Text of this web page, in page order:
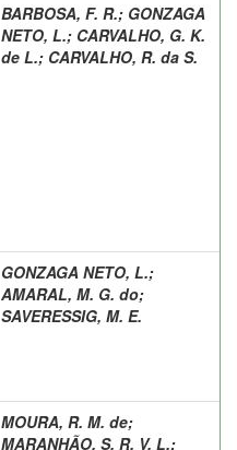
BARBOSA, F. R.; GONZAGA
NETO, L.; CARVALHO, G. K.
de L.; CARVALHO, R. da S.
GONZAGA NETO, L.;
AMARAL, M. G. do;
SAVERESSIG, M. E.
MOURA, R. M. de;
MARANHÃO, S. R. V. L.;